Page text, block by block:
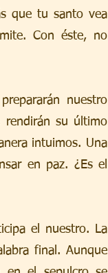
que tu santo vea
Con éste, no
nuestro
rendirán su último
intuimos. Una
en paz. ¿Es el
el nuestro. La
final. Aunque